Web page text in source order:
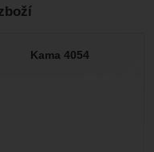
Kama 4054